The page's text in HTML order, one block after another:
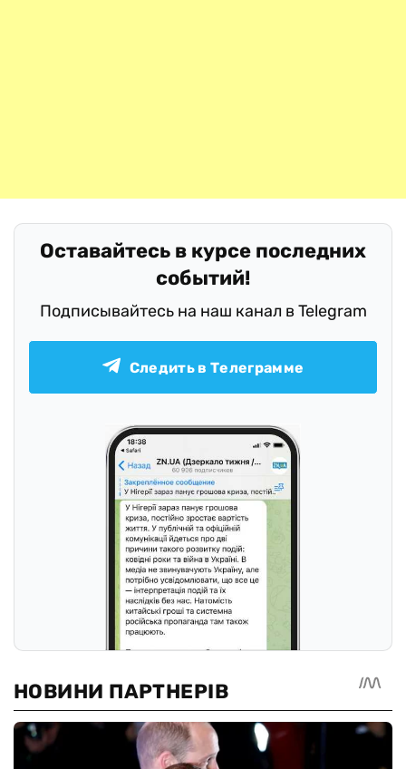
Оставайтесь в курсе последних
событий!
Подписывайтесь на наш канал в Telegram
Следить в Телеграмме